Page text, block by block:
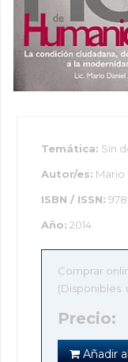
Temática: Sin
Autor/es: Mario
ISBN / ISSN:
Año: 2014
Comprar
(Disponibles:
Precio:
Añadir